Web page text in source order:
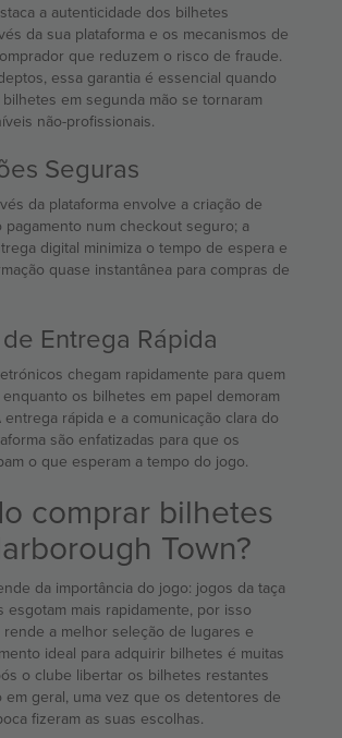
a autenticidade dos bilhetes
da sua plataforma e os mecanismos de
que reduzem o risco de fraude.
essa garantia é essencial quando
em segunda mão se tornaram
não-profissionais.
Seguras
da plataforma envolve a criação de
pagamento num checkout seguro; a
digital minimiza o tempo de espera e
quase instantânea para compras de
Entrega Rápida
chegam rapidamente para quem
os bilhetes em papel demoram
entrega rápida e a comunicação clara do
são enfatizadas para que os
o que esperam a tempo do jogo.
comprar bilhetes
Town?
da importância do jogo: jogos da taça
esgotam mais rapidamente, por isso
a melhor seleção de lugares e
ideal para adquirir bilhetes é muitas
o clube libertar os bilhetes restantes
em geral, uma vez que os detentores de
fizeram as suas escolhas.